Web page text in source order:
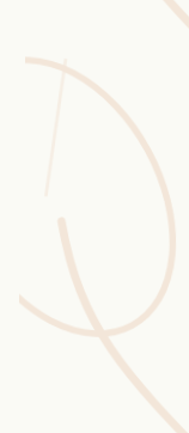
Challenges
Wusstest du?
Sammlungen
Selber machen